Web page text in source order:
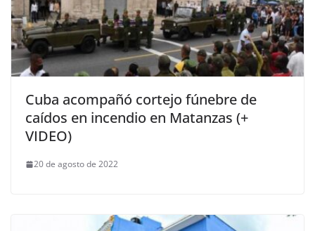
Cuba acompañó cortejo fúnebre de
caídos en incendio en Matanzas (+
VIDEO)
20 de agosto de 2022